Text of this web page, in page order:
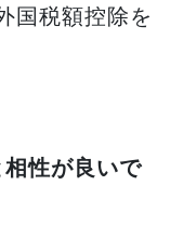
国税額控除を
性が良いで